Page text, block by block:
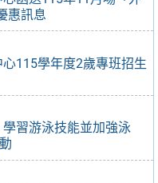
惠訊息
115學年度2歲專班招生
習游泳技能並加強泳